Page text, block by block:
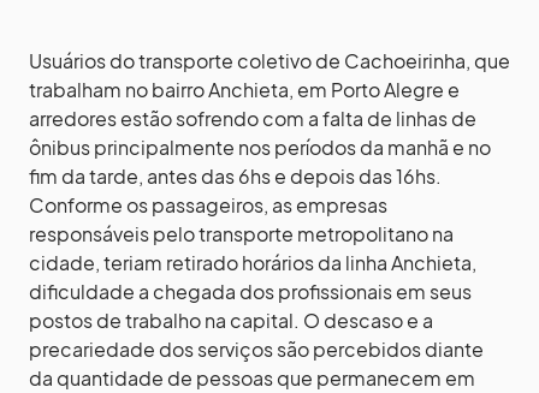
Usuários do transporte coletivo de Cachoeirinha, que
trabalham no bairro Anchieta, em Porto Alegre e
arredores estão sofrendo com a falta de linhas de
ônibus principalmente nos períodos da manhã e no
fim da tarde, antes das 6hs e depois das 16hs.
Conforme os passageiros, as empresas
responsáveis pelo transporte metropolitano na
cidade, teriam retirado horários da linha Anchieta,
dificuldade a chegada dos profissionais em seus
postos de trabalho na capital. O descaso e a
precariedade dos serviços são percebidos diante
da quantidade de pessoas que permanecem em